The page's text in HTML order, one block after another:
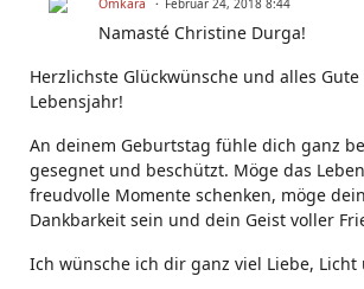
Omkara Februar 24, 2018 8:44
Namasté Christine Durga!
Herzlichste Glückwünsche und alles
Lebensjahr!
An deinem Geburtstag fühle dich ganz
gesegnet und beschützt. Möge das
freudvolle Momente schenken, möge
Dankbarkeit sein und dein Geist voller
Ich wünsche ich dir ganz viel Liebe, Licht